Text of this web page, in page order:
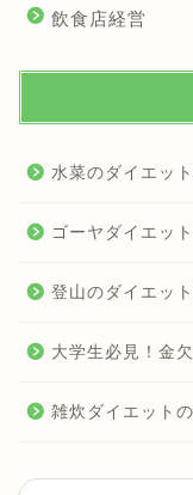
飲食店経営
水菜のダイエッ
ゴーヤダイエッ
登山のダイエッ
大学生必見！金
雑炊ダイエット